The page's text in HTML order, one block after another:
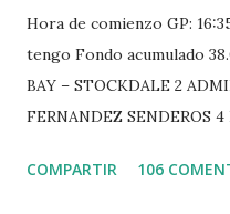
Hora de comienzo GP:
tengo Fondo acumulado
BAY – STOCKDALE 2
FERNANDEZ SENDEROS
-EPAILLARD 7 GIG AMAI
COMPARTIR 106